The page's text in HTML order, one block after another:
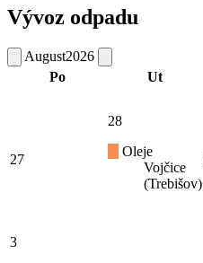
Vývoz odpadu
August2026
Po
Ut
27
28
Oleje
Vojčice
(Trebišov)
3